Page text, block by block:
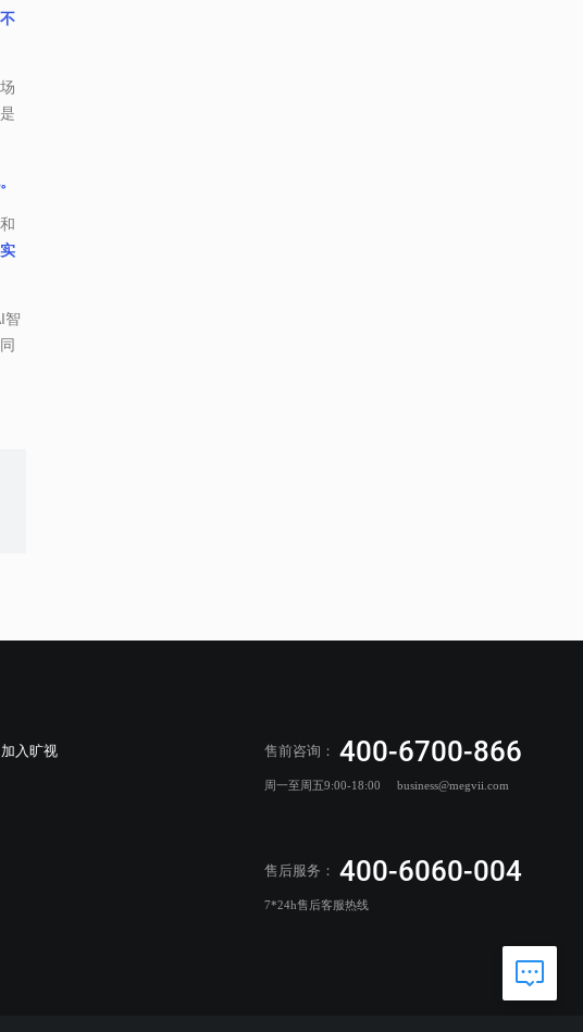
智
加入旷视 售前咨询： 400-6700-866
周一至周五9:00-18:00 business@megvii.com
售后服务： 400-6060-004
7*24h售后客服热线